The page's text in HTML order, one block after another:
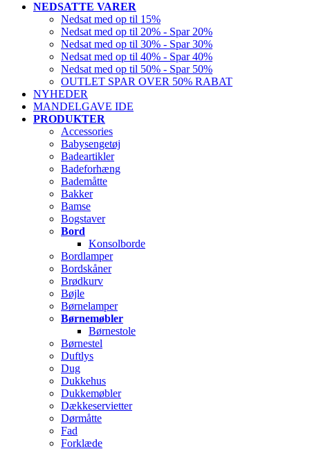
NEDSATTE VARER
Nedsat med op til 15%
Nedsat med op til 20% - Spar 20%
Nedsat med op til 30% - Spar 30%
Nedsat med op til 40% - Spar 40%
Nedsat med op til 50% - Spar 50%
OUTLET SPAR OVER 50% RABAT
NYHEDER
MANDELGAVE IDE
PRODUKTER
Accessories
Babysengetøj
Badeartikler
Badeforhæng
Bademåtte
Bakker
Bamse
Bogstaver
Bord
Konsolborde
Bordlamper
Bordskåner
Brødkurv
Bøjle
Børnelamper
Børnemøbler
Børnestole
Børnestel
Duftlys
Dug
Dukkehus
Dukkemøbler
Dækkeservietter
Dørmåtte
Fad
Forklæde